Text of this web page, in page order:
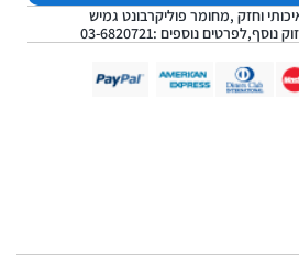
וחזק ,מחומר פוליקרבונט גמיש